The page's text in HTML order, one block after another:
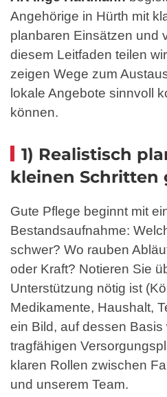
Angehörige in Hürth mit
planbaren Einsätzen und
diesem Leitfaden teilen
zeigen Wege zum
lokale Angebote sinnvoll
können.
1) Realistisch
kleinen Schritten
Gute Pflege beginnt mit
Bestandsaufnahme:
schwer? Wo rauben
oder Kraft? Notieren Sie
Unterstützung nötig ist
Medikamente, Haushalt,
ein Bild, auf dessen
tragfähigen
klaren Rollen zwischen
und unserem Team.